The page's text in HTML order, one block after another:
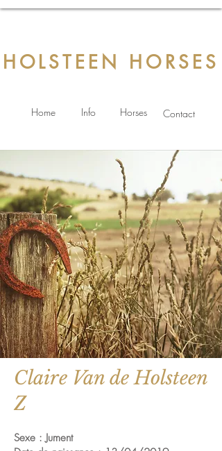
HOLSTEEN HORSES
Home Info Horses Contact
Claire Van de Holsteen
Z
Sexe : Jument